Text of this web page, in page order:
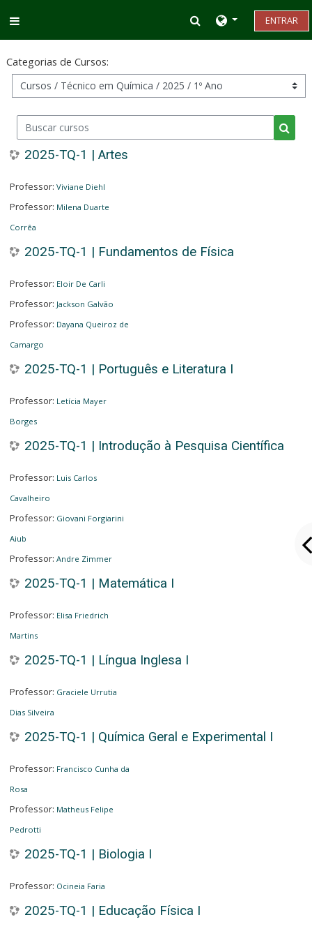
Alternar entrada
ENTRAR
Categorias de Cursos:
Buscar cursos
2025-TQ-1 | Artes
Professor: Viviane Diehl
Professor: Milena Duarte
Corrêa
2025-TQ-1 | Fundamentos de Física
Professor: Eloir De Carli
Professor: Jackson Galvão
Professor: Dayana Queiroz de
Camargo
2025-TQ-1 | Português e Literatura I
Professor: Letícia Mayer
Borges
2025-TQ-1 | Introdução à Pesquisa Científica
Professor: Luis Carlos
Cavalheiro
Professor: Giovani Forgiarini
Aiub
Professor: Andre Zimmer
2025-TQ-1 | Matemática I
Professor: Elisa Friedrich
Martins
2025-TQ-1 | Língua Inglesa I
Professor: Graciele Urrutia
Dias Silveira
2025-TQ-1 | Química Geral e Experimental I
Professor: Francisco Cunha da
Rosa
Professor: Matheus Felipe
Pedrotti
2025-TQ-1 | Biologia I
Professor: Ocineia Faria
2025-TQ-1 | Educação Física I